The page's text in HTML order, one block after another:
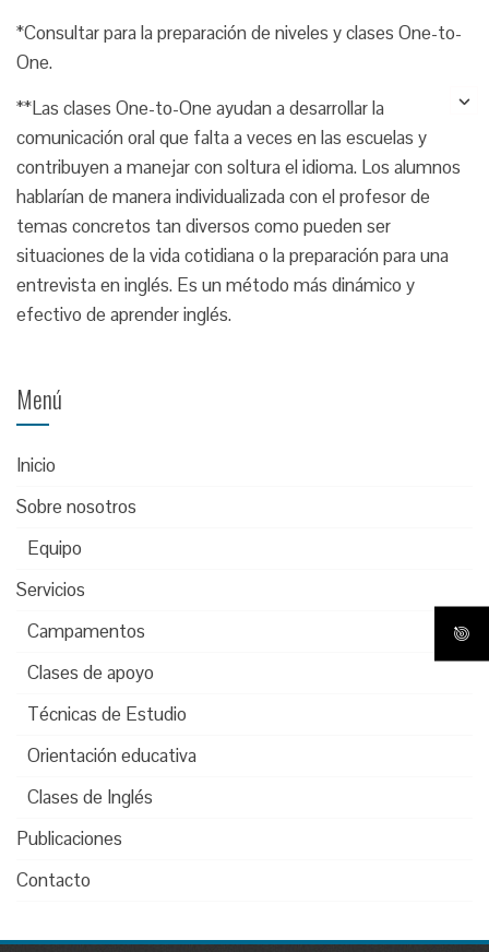
*Consultar para la preparación de niveles y clases One-to-
One.
**Las clases One-to-One ayudan a desarrollar la
comunicación oral que falta a veces en las escuelas y
contribuyen a manejar con soltura el idioma. Los alumnos
hablarían de manera individualizada con el profesor de
temas concretos tan diversos como pueden ser
situaciones de la vida cotidiana o la preparación para una
entrevista en inglés. Es un método más dinámico y
efectivo de aprender inglés.
Menú
Inicio
Sobre nosotros
Equipo
Servicios
Campamentos
Clases de apoyo
Técnicas de Estudio
Orientación educativa
Clases de Inglés
Publicaciones
Contacto